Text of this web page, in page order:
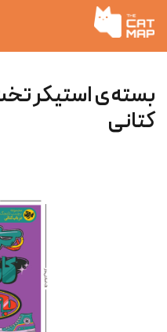
بسته‌ی استیکر
کتانی